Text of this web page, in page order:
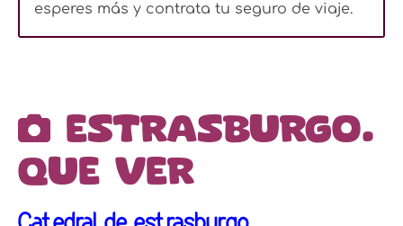
esperes más y contrata tu seguro de viaje.
Estrasburgo.
Que ver